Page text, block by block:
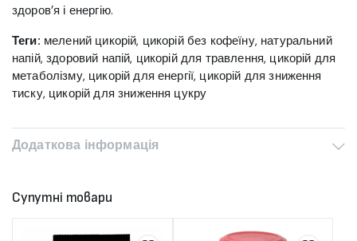
здоров’я і енергію.
Теги: мелений цикорій, цикорій без кофеїну, натуральний
напій, здоровий напій, цикорій для травлення, цикорій для
метаболізму, цикорій для енергії, цикорій для зниження
тиску, цикорій для зниження цукру
Додаткова інформація
Супутні товари